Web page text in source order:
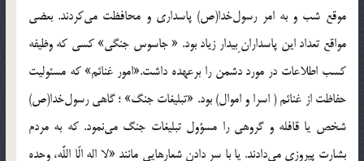
موقع شب و به امر رسول‌خدا(ص) پاسداري و محافظت مي‌كردند. بعضي
مواقع تعداد اين پاسداران ِبيدار زياد بود. « جاسوس جنگي» کسي که وظيفه
كسب اطلاعات در مورد دشمن را برعهده داشت.«امور غنائم» که مسئوليت
حفاظت از غنائم ( اسرا و اموال) بود. «تبليغات جنگ» ؛ گاهي رسول‌خدا(ص)
شخص يا قافله و گروهي را مسؤول تبليغات جنگ مي‌نمود. كه به مردم
بشارت پيروزي مي‌دادند. يا با سر دادن شعارهايي مانند «لا اله الّا اللَّه، وحده